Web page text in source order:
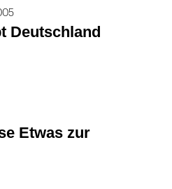
Deutschland
Etwas zur